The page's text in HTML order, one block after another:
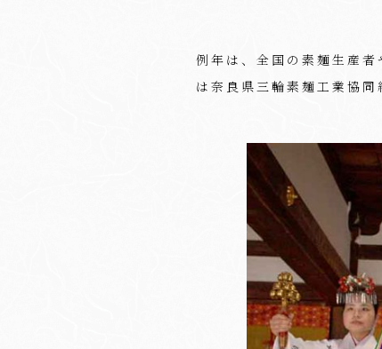
例年は、全国の素麺生産
は奈良県三輪素麺工業協